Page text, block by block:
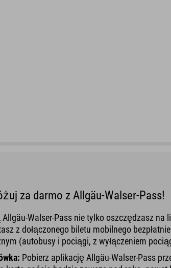
za darmo z Allgäu-Walser-Pass!
Allgäu-Walser-Pass nie tylko oszczędzasz na
z dołączonego biletu mobilnego
(autobusy i pociągi, z wyłączeniem
Pobierz aplikację Allgäu-Walser-Pass